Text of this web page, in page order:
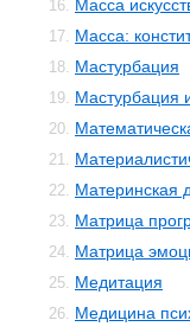
16. Масса
17. Масса:
18. Мастурбация
19. Мастурбация
20.
21.
22. Материнская
23. Матрица
24. Матрица
25. Медитация
26. Медицина